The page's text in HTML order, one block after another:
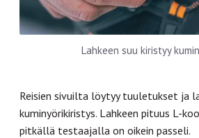
Lahkeen suu kiristyy
Reisien sivuilta löytyy tuuletukset ja
kuminyörikiristys. Lahkeen pituus L-
pitkällä testaajalla on oikein passeli.